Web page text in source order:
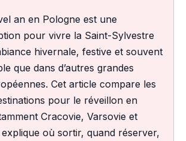
an en Pologne est une
pour vivre la Saint-Sylvestre
hivernale, festive et souvent
que dans d’autres grandes
Cet article compare les
pour le réveillon en
Cracovie, Varsovie et
où sortir, quand réserver,